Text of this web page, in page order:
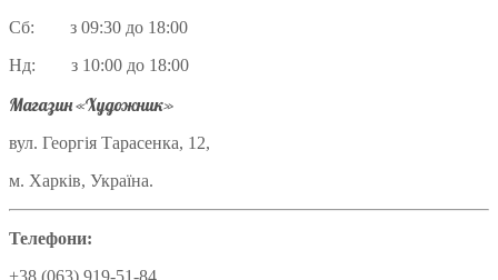
Сб: з 09:30 до 18:00
Нд: з 10:00 до 18:00
Магазин «Художник»
вул. Георгія Тарасенка, 12,
м. Харків, Україна.
Телефони:
+38 (063) 919-51-84